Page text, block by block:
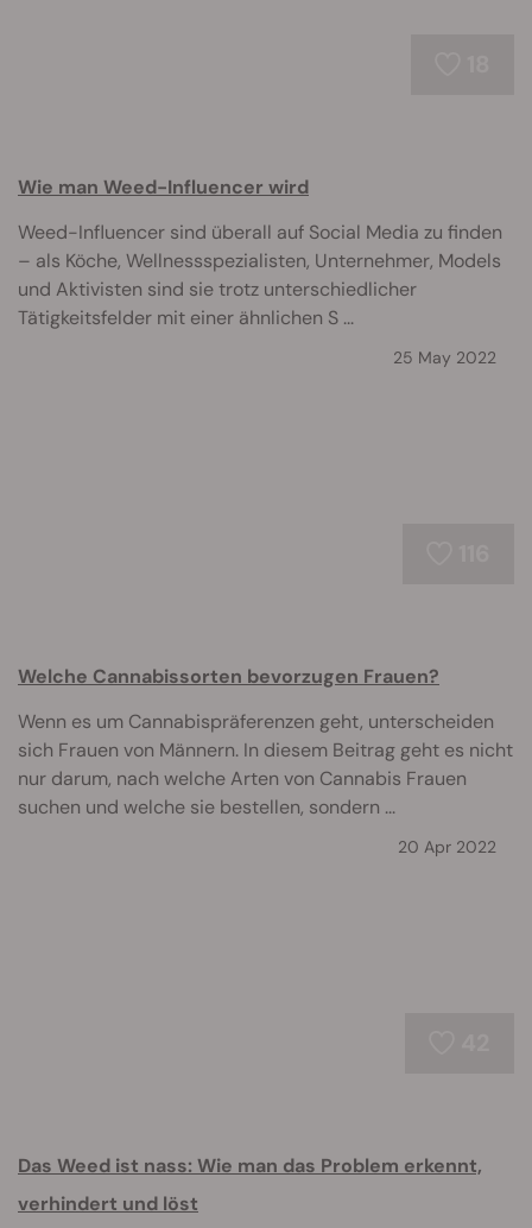
Wie man Weed-Influencer wird
Weed-Influencer sind überall auf Social Media zu finden
– als Köche, Wellnessspezialisten, Unternehmer, Models
und Aktivisten sind sie trotz unterschiedlicher
Tätigkeitsfelder mit einer ähnlichen S ...
25 May 2022
Welche Cannabissorten bevorzugen Frauen?
Wenn es um Cannabispräferenzen geht, unterscheiden
sich Frauen von Männern. In diesem Beitrag geht es nicht
nur darum, nach welche Arten von Cannabis Frauen
suchen und welche sie bestellen, sondern ...
20 Apr 2022
Das Weed ist nass: Wie man das Problem erkennt,
verhindert und löst